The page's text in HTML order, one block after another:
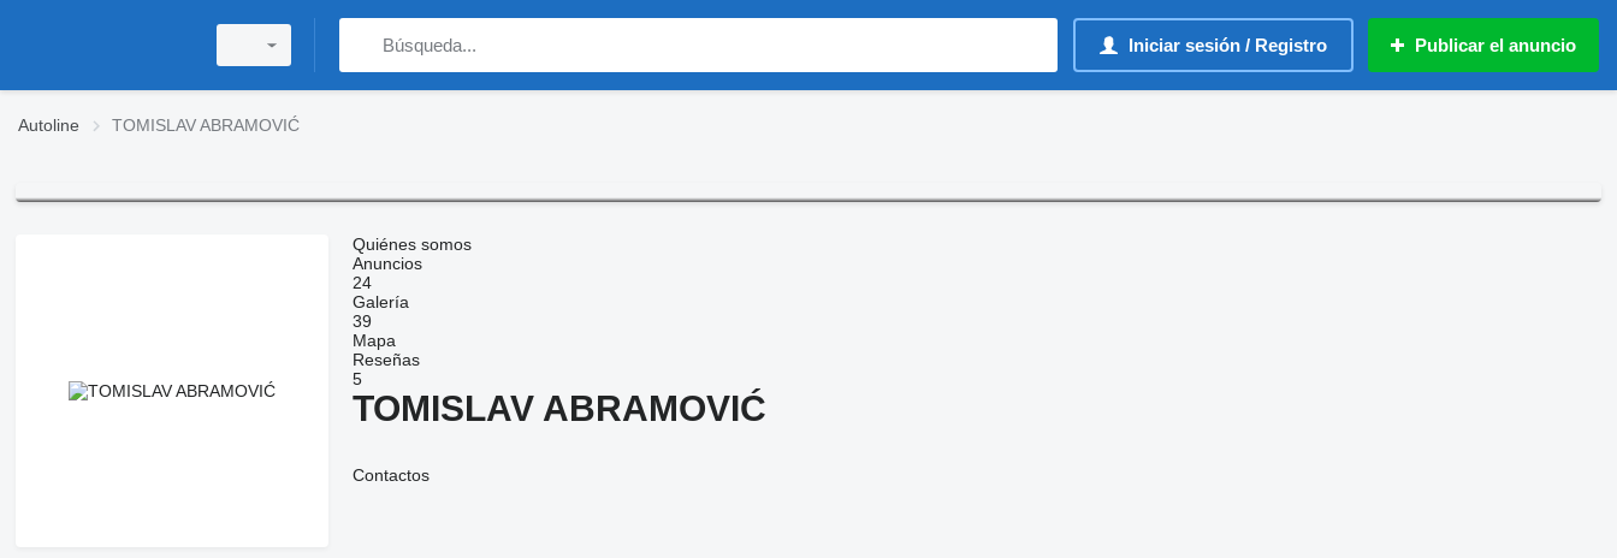
Iniciar sesión / Registro Publicar el anuncio
Autoline TOMISLAV ABRAMOVIĆ
Quiénes somos
Anuncios
24
Galería
39
Mapa
Reseñas
5
TOMISLAV ABRAMOVIĆ
Contactos